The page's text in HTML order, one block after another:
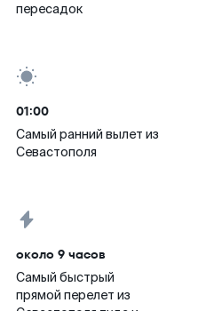
пересадок
01:00
Самый ранний вылет из
Севастополя
около 9 часов
Самый быстрый
прямой перелет из